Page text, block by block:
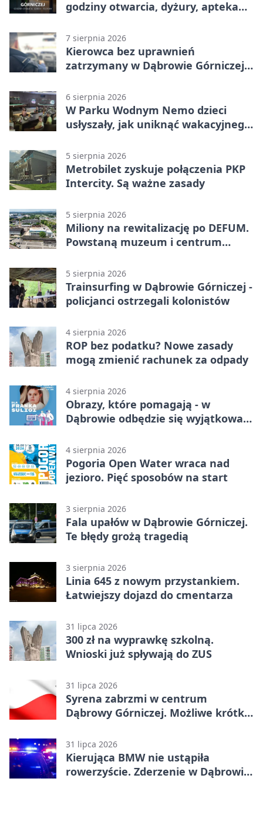
godziny otwarcia, dyżury, apteka
7 sierpnia 2026
Kierowca bez uprawnień
zatrzymany w Dąbrowie Górniczej.
6 sierpnia 2026
W Parku Wodnym Nemo dzieci
usłyszały, jak uniknąć wakacyjnego
5 sierpnia 2026
Metrobilet zyskuje połączenia PKP
Intercity. Są ważne zasady
5 sierpnia 2026
Miliony na rewitalizację po DEFUM.
Powstaną muzeum i centrum
5 sierpnia 2026
Trainsurfing w Dąbrowie Górniczej -
policjanci ostrzegali kolonistów
4 sierpnia 2026
ROP bez podatku? Nowe zasady
mogą zmienić rachunek za odpady
4 sierpnia 2026
Obrazy, które pomagają - w
Dąbrowie odbędzie się wyjątkowa
4 sierpnia 2026
Pogoria Open Water wraca nad
jezioro. Pięć sposobów na start
3 sierpnia 2026
Fala upałów w Dąbrowie Górniczej.
Te błędy grożą tragedią
3 sierpnia 2026
Linia 645 z nowym przystankiem.
Łatwiejszy dojazd do cmentarza
31 lipca 2026
300 zł na wyprawkę szkolną.
Wnioski już spływają do ZUS
31 lipca 2026
Syrena zabrzmi w centrum
Dąbrowy Górniczej. Możliwe krótkie
31 lipca 2026
Kierująca BMW nie ustąpiła
rowerzyście. Zderzenie w Dąbrowie